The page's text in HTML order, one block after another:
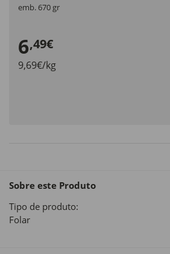
emb. 670 gr
6,49€
9,69€/kg
Sobre este Produto
Tipo de produto:
Folar